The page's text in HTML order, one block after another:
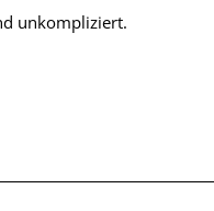
unkompliziert.